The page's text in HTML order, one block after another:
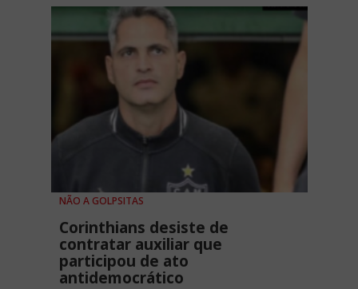
NÃO A GOLPSITAS
Corinthians desiste de
contratar auxiliar que
participou de ato
antidemocrático